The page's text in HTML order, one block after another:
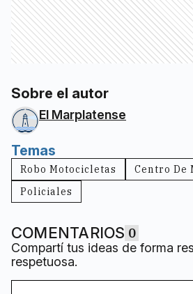
Sobre el autor
El Marplatense
Temas
Robo Motocicletas
Centro De
Policiales
COMENTARIOS 0
Compartí tus ideas de forma
respetuosa.